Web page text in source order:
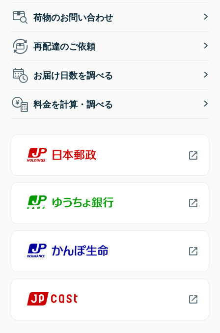
荷物のお問い合わせ
再配達のご依頼
お届け日数を調べる
料金を計算・調べる